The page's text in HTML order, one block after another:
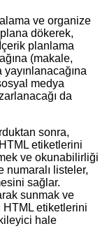
ve organize
dökerek,
planlama
(makale,
medya
da
sonra,
etiketlerini
ve okunabilirliği
numaralı listeler,
sağlar.
sunmak ve
HTML etiketlerini
hale